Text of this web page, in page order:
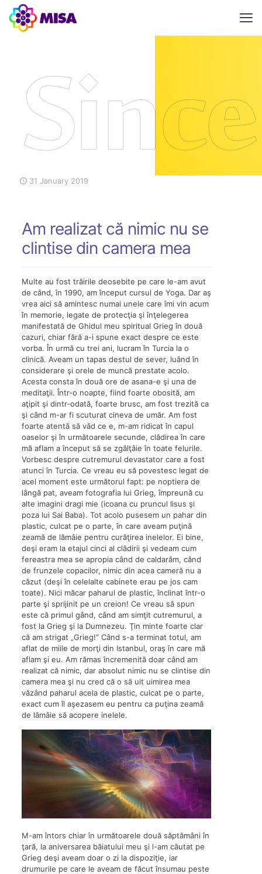
31 January 2019
Am realizat că nimic nu se
clintise din camera mea
Multe au fost trăirile deosebite pe care le-am avut
de când, în 1990, am început cursul de Yoga. Dar aş
vrea aici să amintesc numai unele care îmi vin acum
în memorie, legate de protecţia şi înţelegerea
manifestată de Ghidul meu spiritual Grieg în două
cazuri, chiar fără a-i spune exact despre ce este
vorba. În urmă cu trei ani, lucram în Turcia la o
clinică. Aveam un tapas destul de sever, luând în
considerare şi orele de muncă prestate acolo.
Acesta consta în două ore de asana-e şi una de
meditaţii. Într-o noapte, fiind foarte obosită, am
aţipit şi dintr-odată, foarte brusc, am fost trezită ca
şi când m-ar fi scuturat cineva de umăr. Am fost
foarte atentă să văd ce e, m-am ridicat în capul
oaselor şi în următoarele secunde, clădirea în care
mă aflam a început să se zgâlţâie în toate felurile.
Vorbesc despre cutremurul devastator care a fost
atunci în Turcia. Ce vreau eu să povestesc legat de
acel moment este următorul fapt: pe noptiera de
lângă pat, aveam fotografia lui Grieg, împreună cu
alte imagini dragi mie (icoana cu pruncul Iisus şi
poza lui Sai Baba). Tot acolo pusesem un pahar din
plastic, culcat pe o parte, în care aveam puţină
zeamă de lămâie pentru curăţirea inelelor. Ei bine,
deşi eram la etajul cinci al clădirii şi vedeam cum
fereastra mea se apropia când de caldarâm, când
de frunzele copacilor, nimic din acea cameră nu a
căzut (deşi în celelalte cabinete erau pe jos cam
toate). Nici măcar paharul de plastic, înclinat într-o
parte şi sprijinit pe un creion! Ce vreau să spun
este că primul gând, când am simţit cutremurul, a
fost la Grieg şi la Dumnezeu. Ţin minte foarte clar
că am strigat „Grieg!“ Când s-a terminat totul, am
aflat de miile de morţi din Istanbul, oraş în care mă
aflam şi eu. Am rămas încremenită doar când am
realizat că nimic, dar absolut nimic nu se clintise din
camera mea şi nu cred că o să uit uimirea mea
văzând paharul acela de plastic, culcat pe o parte,
exact cum îl aşezasem eu pentru ca puţina zeamă
de lămâie să acopere inelele.
M-am întors chiar în următoarele două săptămâni în
ţară, la aniversarea băiatului meu şi l-am căutat pe
Grieg deşi aveam doar o zi la dispoziţie, iar
drumurile pe care le aveam de făcut însumau peste